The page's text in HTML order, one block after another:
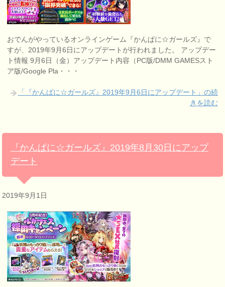
おでんがやっているオンラインゲーム『かんぱに☆ガールズ』で
すが、2019年9月6日にアップデートが行われました。 アップデー
ト情報 9月6日（金）アップデート内容（PC版/DMM GAMESスト
ア版/Google Pla・・・
「『かんぱに☆ガールズ』2019年9月6日にアップデート」の続
きを読む
『かんぱに☆ガールズ』2019年8月30日にアップ
デート
2019年9月1日